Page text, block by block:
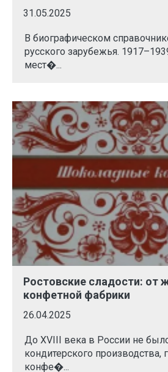
31.05.2025
В биографическом
русского зарубежья.
мест�...
Ростовские сладости: от
конфетной фабрики
26.04.2025
До XVIII века в России не
кондитерского производства,
конфе�...